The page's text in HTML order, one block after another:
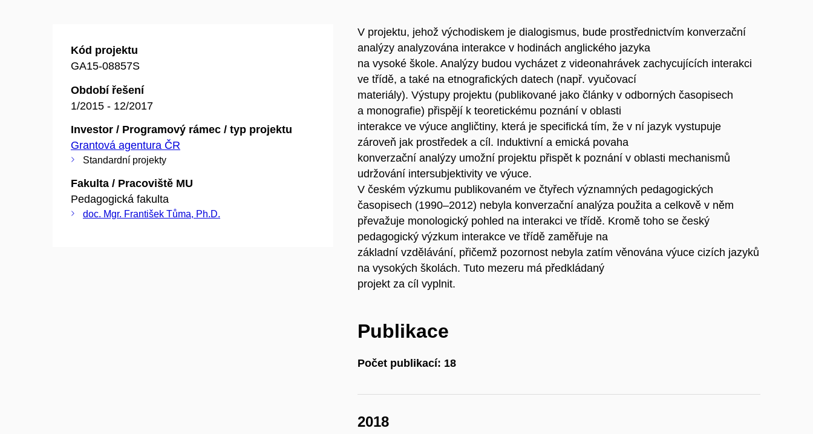
Kód projektu
GA15-08857S
Období řešení
1/2015 - 12/2017
Investor / Programový rámec / typ projektu
Grantová agentura ČR
Standardní projekty
Fakulta / Pracoviště MU
Pedagogická fakulta
doc. Mgr. František Tůma, Ph.D.
V projektu, jehož východiskem je dialogismus, bude prostřednictvím konverzační
analýzy analyzována interakce v hodinách anglického jazyka
na vysoké škole. Analýzy budou vycházet z videonahrávek zachycujících interakci
ve třídě, a také na etnografických datech (např. vyučovací
materiály). Výstupy projektu (publikované jako články v odborných časopisech
a monografie) přispějí k teoretickému poznání v oblasti
interakce ve výuce angličtiny, která je specifická tím, že v ní jazyk vystupuje
zároveň jak prostředek a cíl. Induktivní a emická povaha
konverzační analýzy umožní projektu přispět k poznání v oblasti mechanismů
udržování intersubjektivity ve výuce.
V českém výzkumu publikovaném ve čtyřech významných pedagogických
časopisech (1990–2012) nebyla konverzační analýza použita a celkově v něm
převažuje monologický pohled na interakci ve třídě. Kromě toho se český
pedagogický výzkum interakce ve třídě zaměřuje na
základní vzdělávání, přičemž pozornost nebyla zatím věnována výuce cizích jazyků
na vysokých školách. Tuto mezeru má předkládaný
projekt za cíl vyplnit.
Publikace
Počet publikací: 18
2018